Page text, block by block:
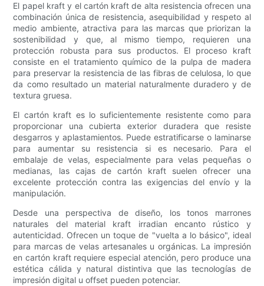
El papel kraft y el cartón kraft de alta resistencia ofrecen una
combinación única de resistencia, asequibilidad y respeto al
medio ambiente, atractiva para las marcas que priorizan la
sostenibilidad y que, al mismo tiempo, requieren una
protección robusta para sus productos. El proceso kraft
consiste en el tratamiento químico de la pulpa de madera
para preservar la resistencia de las fibras de celulosa, lo que
da como resultado un material naturalmente duradero y de
textura gruesa.
El cartón kraft es lo suficientemente resistente como para
proporcionar una cubierta exterior duradera que resiste
desgarros y aplastamientos. Puede estratificarse o laminarse
para aumentar su resistencia si es necesario. Para el
embalaje de velas, especialmente para velas pequeñas o
medianas, las cajas de cartón kraft suelen ofrecer una
excelente protección contra las exigencias del envío y la
manipulación.
Desde una perspectiva de diseño, los tonos marrones
naturales del material kraft irradian encanto rústico y
autenticidad. Ofrecen un toque de "vuelta a lo básico", ideal
para marcas de velas artesanales u orgánicas. La impresión
en cartón kraft requiere especial atención, pero produce una
estética cálida y natural distintiva que las tecnologías de
impresión digital u offset pueden potenciar.